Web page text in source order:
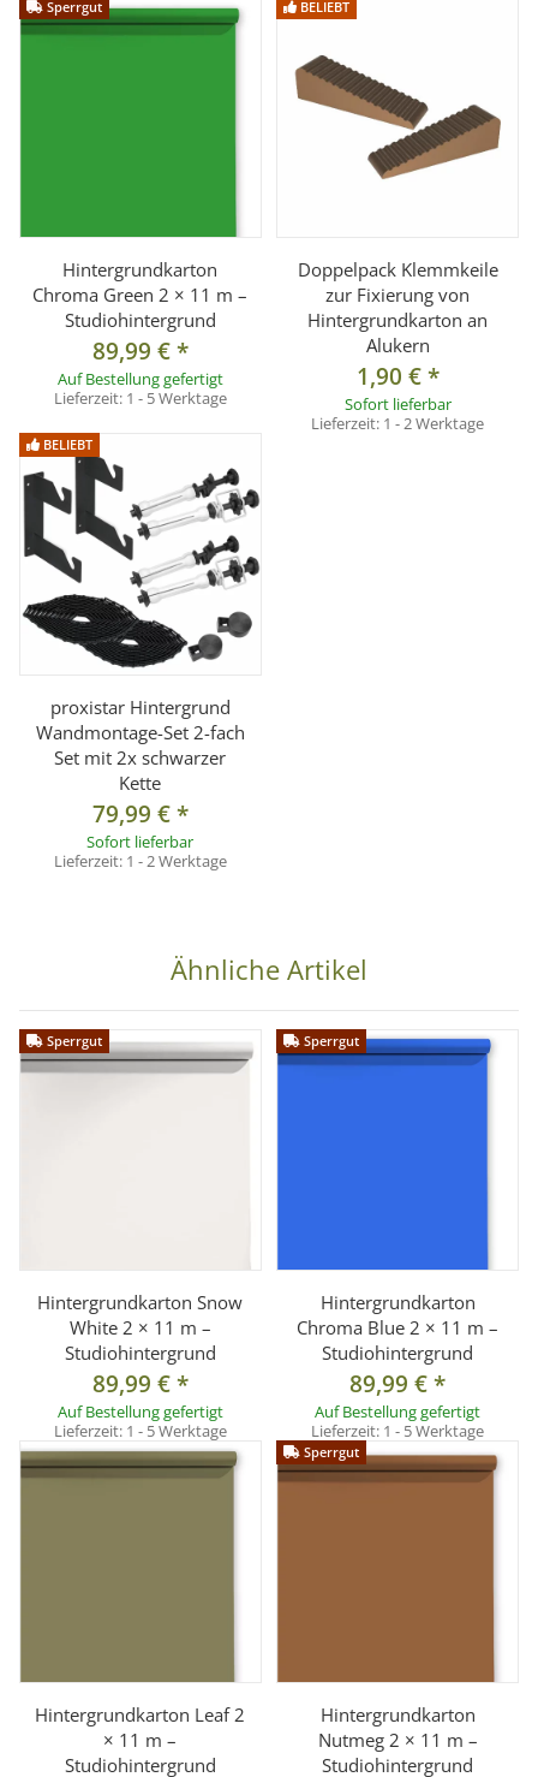
Sperrgut
Hintergrundkarton
Chroma Green 2 × 11 m –
Studiohintergrund
89,99 €*
Auf Bestellung gefertigt
Lieferzeit: 1 - 5 Werktage
BELIEBT
Doppelpack Klemmkeile
zur Fixierung von
Hintergrundkarton an
Alukern
1,90 €*
Sofort lieferbar
Lieferzeit: 1 - 2 Werktage
BELIEBT
proxistar Hintergrund
Wandmontage-Set 2-fach
Set mit 2x schwarzer
Kette
79,99 €*
Sofort lieferbar
Lieferzeit: 1 - 2 Werktage
Ähnliche Artikel
Sperrgut
Hintergrundkarton Snow
White 2 × 11 m –
Studiohintergrund
89,99 €*
Auf Bestellung gefertigt
Lieferzeit: 1 - 5 Werktage
Sperrgut
Hintergrundkarton
Chroma Blue 2 × 11 m –
Studiohintergrund
89,99 €*
Auf Bestellung gefertigt
Lieferzeit: 1 - 5 Werktage
Hintergrundkarton Leaf 2
× 11 m –
Studiohintergrund
Sperrgut
Hintergrundkarton
Nutmeg 2 × 11 m –
Studiohintergrund